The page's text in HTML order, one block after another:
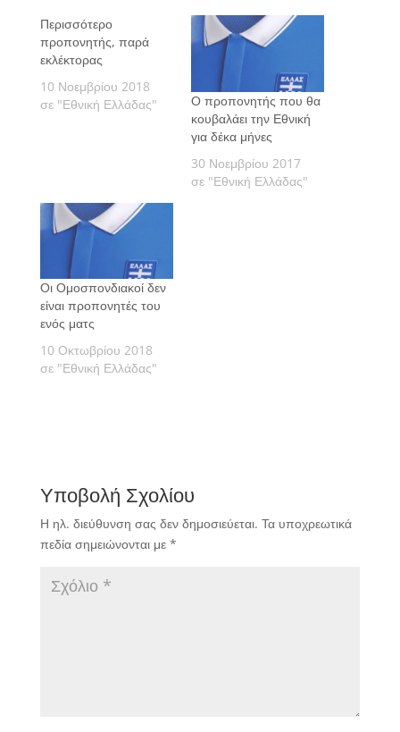
Περισσότερο
προπονητής, παρά
εκλέκτορας
10 Νοεμβρίου 2018
σε "Εθνική Ελλάδας"
Ο προπονητής που θα
κουβαλάει την Εθνική
για δέκα μήνες
30 Νοεμβρίου 2017
σε "Εθνική Ελλάδας"
Οι Ομοσπονδιακοί δεν
είναι προπονητές του
ενός ματς
10 Οκτωβρίου 2018
σε "Εθνική Ελλάδας"
Υποβολή Σχολίου
Η ηλ. διεύθυνση σας δεν δημοσιεύεται. Τα υποχρεωτικά
πεδία σημειώνονται με *